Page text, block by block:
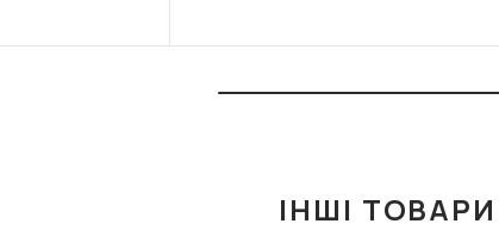
ІНШІ ТОВАРИ